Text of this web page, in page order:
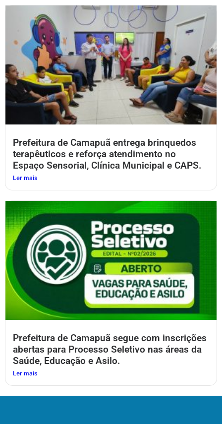
Prefeitura de Camapuã entrega brinquedos
terapêuticos e reforça atendimento no
Espaço Sensorial, Clínica Municipal e CAPS.
Ler mais
Prefeitura de Camapuã segue com inscrições
abertas para Processo Seletivo nas áreas da
Saúde, Educação e Asilo.
Ler mais